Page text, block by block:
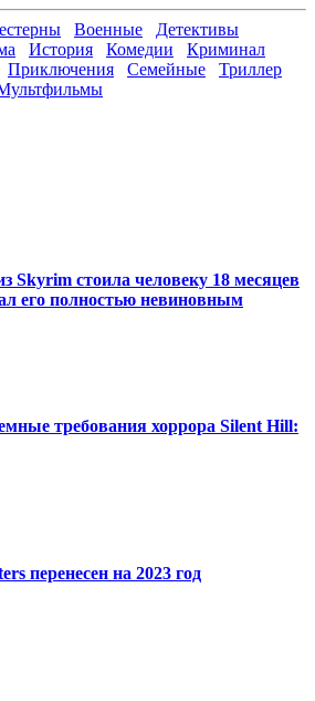
Военные
Детективы
История Комедии
Криминал
Приключения Семейные
Триллер
Skyrim стоила человеку 18 месяцев
его полностью невиновным
требования хоррора Silent Hill:
перенесен на 2023 год